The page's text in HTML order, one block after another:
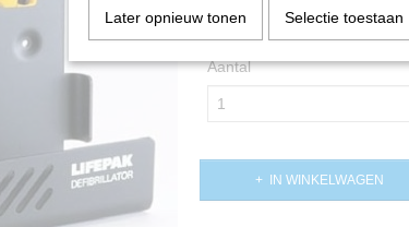
✓Op voorraad- Levertijd 1
Aantal
IN WINKELWAGEN
Later opnieuw tonen Selectie toestaan